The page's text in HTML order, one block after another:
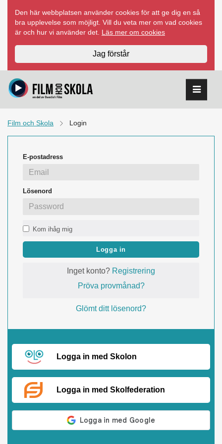
innehåll
Den här webbplatsen använder cookies för att ge dig en så
bra upplevelse som möjligt. Vill du veta mer om vad cookies
är och hur vi använder det. Läs mer om cookies
Jag förstår
Film och Skola Login
E-postadress
Lösenord
Kom ihåg mig
Logga in
Inget konto? Registrering
Pröva provmånad?
Glömt ditt lösenord?
Logga in med Skolon
Logga in med Skolfederation